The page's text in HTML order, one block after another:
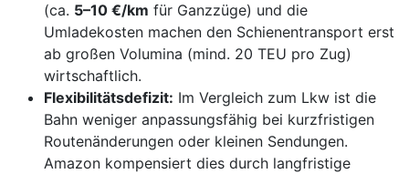
(ca. 5–10 €/km für Ganzzüge) und die
Umladekosten machen den Schienentransport erst
ab großen Volumina (mind. 20 TEU pro Zug)
wirtschaftlich.
Flexibilitätsdefizit: Im Vergleich zum Lkw ist die
Bahn weniger anpassungsfähig bei kurzfristigen
Routenänderungen oder kleinen Sendungen.
Amazon kompensiert dies durch langfristige